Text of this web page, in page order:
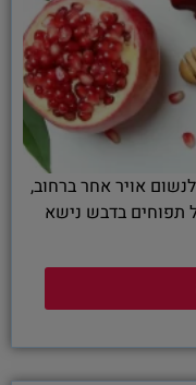
אויר אחר ברחוב,
בדבש נישא